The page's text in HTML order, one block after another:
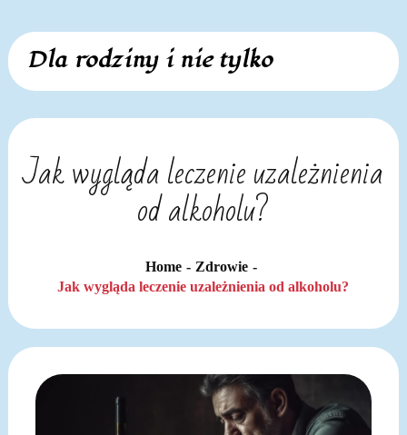
Skip
content
Dla rodziny i nie tylko
Jak wygląda leczenie uzależnienia
od alkoholu?
Home
Zdrowie
Jak wygląda leczenie uzależnienia od alkoholu?